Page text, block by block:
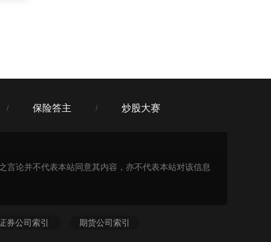
/ 保险答主 / 炒股大赛
论并不代表本站同意其内容，亦不代表本站对该信息
券公司索引 期货公司索引